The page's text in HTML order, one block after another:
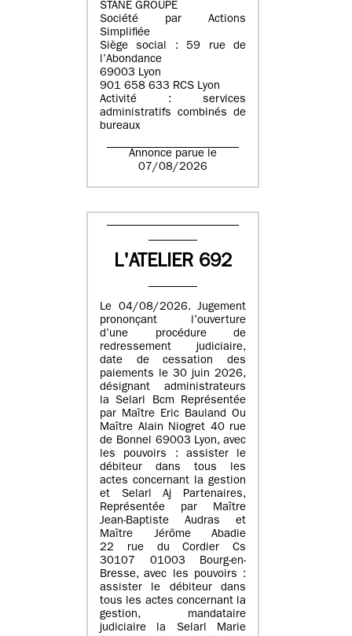
STANE GROUPE
Société par Actions
Simplifiée
Siège social : 59 rue de
l’Abondance
69003 Lyon
901 658 633 RCS Lyon
Activité : services
administratifs combinés de
bureaux
Annonce parue le
07/08/2026
L'ATELIER 692
Le 04/08/2026. Jugement
prononçant l’ouverture
d’une procédure de
redressement judiciaire,
date de cessation des
paiements le 30 juin 2026,
désignant administrateurs
la Selarl Bcm Représentée
par Maître Eric Bauland Ou
Maître Alain Niogret 40 rue
de Bonnel 69003 Lyon, avec
les pouvoirs : assister le
débiteur dans tous les
actes concernant la gestion
et Selarl Aj Partenaires,
Représentée par Maître
Jean-Baptiste Audras et
Maître Jérôme Abadie
22 rue du Cordier Cs
30107 01003 Bourg-en-
Bresse, avec les pouvoirs :
assister le débiteur dans
tous les actes concernant la
gestion, mandataire
judiciaire la Selarl Marie